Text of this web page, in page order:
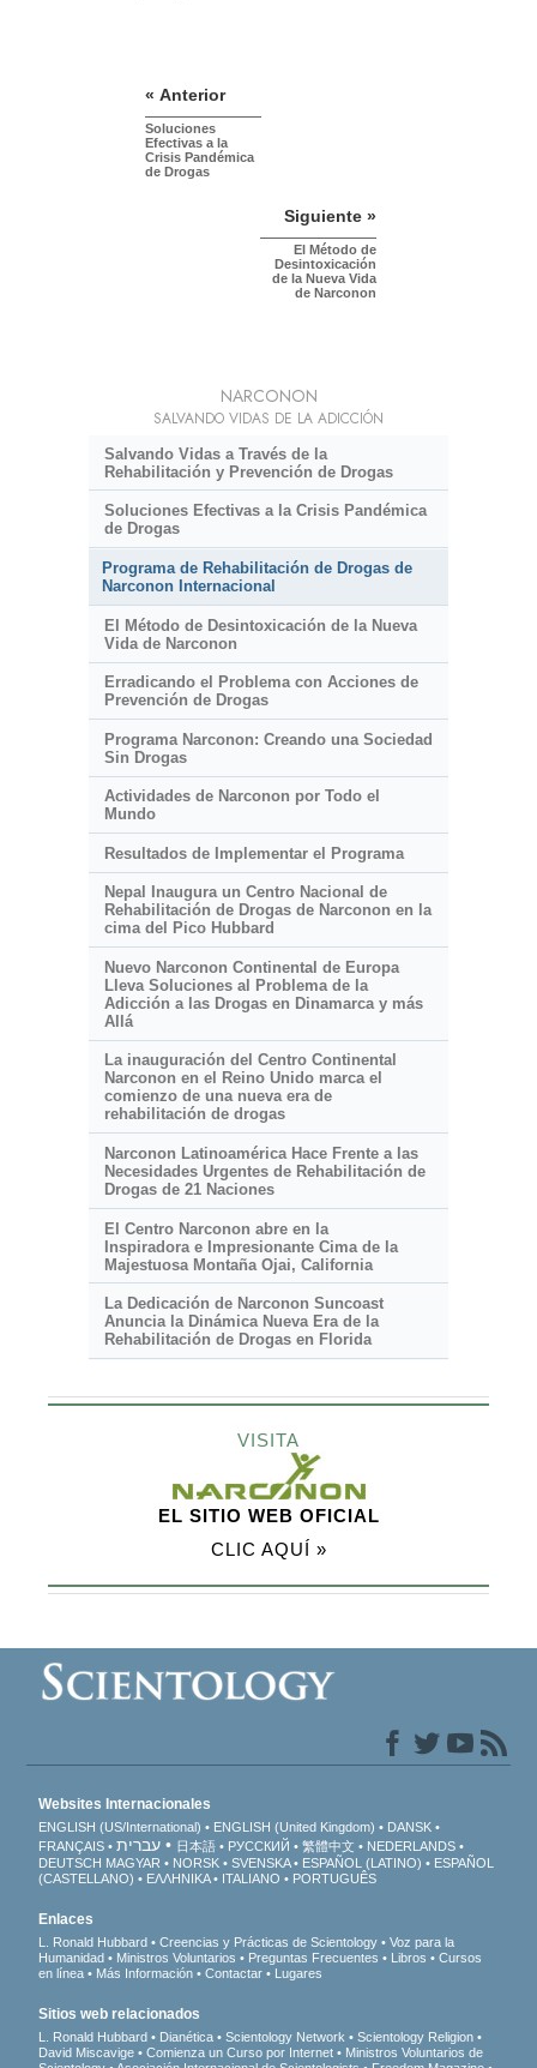
« Anterior
Soluciones
Efectivas a la
Crisis Pandémica
de Drogas
Siguiente »
El Método de
Desintoxicación
de la Nueva Vida
de Narconon
NARCONON
SALVANDO VIDAS DE LA ADICCIÓN
Salvando Vidas a Través de la
Rehabilitación y Prevención de Drogas
Soluciones Efectivas a la Crisis Pandémica
de Drogas
Programa de Rehabilitación de Drogas de
Narconon Internacional
El Método de Desintoxicación de la Nueva
Vida de Narconon
Erradicando el Problema con Acciones de
Prevención de Drogas
Programa Narconon: Creando una Sociedad
Sin Drogas
Actividades de Narconon por Todo el
Mundo
Resultados de Implementar el Programa
Nepal Inaugura un Centro Nacional de
Rehabilitación de Drogas de Narconon en la
cima del Pico Hubbard
Nuevo Narconon Continental de Europa
Lleva Soluciones al Problema de la
Adicción a las Drogas en Dinamarca y más
Allá
La inauguración del Centro Continental
Narconon en el Reino Unido marca el
comienzo de una nueva era de
rehabilitación de drogas
Narconon Latinoamérica Hace Frente a las
Necesidades Urgentes de Rehabilitación de
Drogas de 21 Naciones
El Centro Narconon abre en la
Inspiradora e ImpresionanteCima de la
Majestuosa Montaña Ojai, California
La Dedicación de Narconon Suncoast
Anuncia la Dinámica Nueva Era de la
Rehabilitación de Drogas en Florida
VISITA
EL SITIO WEB OFICIAL
CLIC AQUÍ »
Websites Internacionales
ENGLISH (US/International) ENGLISH (United Kingdom)
DANSK
FRANÇAIS
עברית 日本語 РУССКИЙ 繁體中文
NEDERLANDS
DEUTSCH MAGYAR NORSK SVENSKA ESPAÑOL (LATINO)
ESPAÑOL
(CASTELLANO)
ΕΛΛΗΝΙΚA ITALIANO PORTUGUÊS
Enlaces
L. Ronald Hubbard Creencias y Prácticas de Scientology
Voz para la
Humanidad
Ministros Voluntarios Preguntas Frecuentes Libros
Cursos
en línea
Más Información Contactar Lugares
Sitios web relacionados
L. Ronald Hubbard Dianética Scientology Network
Scientology Religion
David Miscavige
Comienza un Curso por Internet
Ministros Voluntarios de